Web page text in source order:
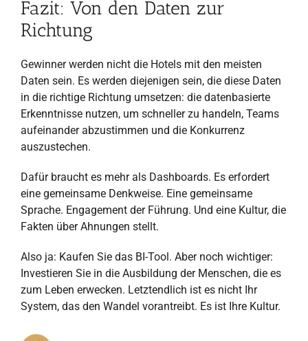
Fazit: Von den Daten zur
Richtung
Gewinner werden nicht die Hotels mit den meisten
Daten sein. Es werden diejenigen sein, die diese Daten
in die richtige Richtung umsetzen: die datenbasierte
Erkenntnisse nutzen, um schneller zu handeln, Teams
aufeinander abzustimmen und die Konkurrenz
auszustechen.
Dafür braucht es mehr als Dashboards. Es erfordert
eine gemeinsame Denkweise. Eine gemeinsame
Sprache. Engagement der Führung. Und eine Kultur, die
Fakten über Ahnungen stellt.
Also ja: Kaufen Sie das BI-Tool. Aber noch wichtiger:
Investieren Sie in die Ausbildung der Menschen, die es
zum Leben erwecken. Letztendlich ist es nicht Ihr
System, das den Wandel vorantreibt. Es ist Ihre Kultur.